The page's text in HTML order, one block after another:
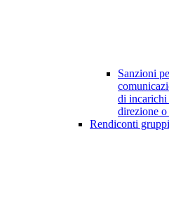
Sanzioni
di
direzione
Rendiconti